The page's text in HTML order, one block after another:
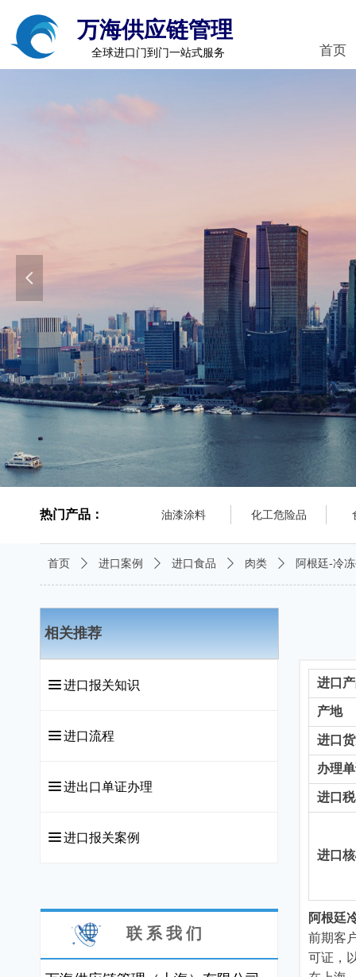
넳
首页
万海供应链管理
全球进口门到门一站式服务
油漆涂料 化工危险品
热门产品：
相关推荐
끀进口报关知识
끀进口流程
끀进出口单证办理
끀进口报关案例
进口
产地
进口
办理
进口
进口
阿根廷
前期客
可证，
联 系 我 们
首页 ꄲ 进口案例 ꄲ 进口食品 ꄲ 肉类 ꄲ 阿根廷-冷